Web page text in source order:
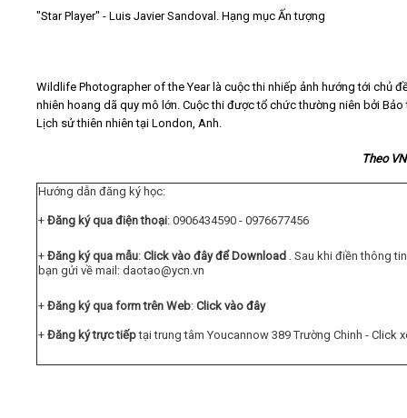
"Star Player" - Luis Javier Sandoval. Hạng mục Ấn tượng
Wildlife Photographer of the Year là cuộc thi nhiếp ảnh hướng tới chủ
nhiên hoang dã quy mô lớn. Cuộc thi được tổ chức thường niên bởi Bảo
Lịch sử thiên nhiên tại London, Anh.
Theo
Hướng dẫn đăng ký học:
+ Đăng ký qua điện thoại: 0906434590 - 0976677456
+ Đăng ký qua mẫu: Click vào đây để Download . Sau khi điền thông
bạn gửi về mail: daotao@ycn.vn
+ Đăng ký qua form trên Web: Click vào đây
+ Đăng ký trực tiếptại trung tâm Youcannow 389 Trường Chinh - Click